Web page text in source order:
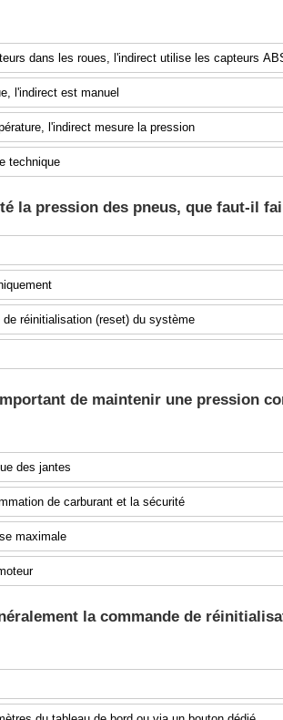
dans les roues, l'indirect utilise les capteurs
l'indirect est manuel
l'indirect mesure la pression
technique
la pression des pneus, que faut-il
de réinitialisation (reset) du système
de maintenir une pression
des jantes
de carburant et la sécurité
maximale
la commande de